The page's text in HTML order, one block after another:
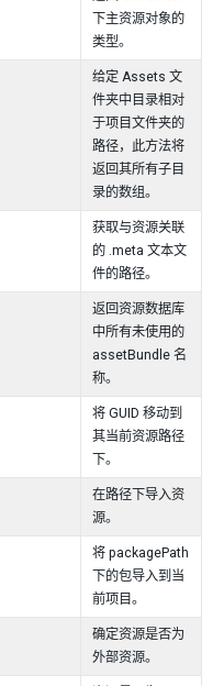
下主资源对象的
类型。
给定 Assets 文
件夹中目录相对
于项目文件夹的
路径，此方法将
返回其所有子目
录的数组。
获取与资源关联
的 .meta 文本文
件的路径。
返回资源数据库
中所有未使用的
assetBundle 名
称。
将 GUID 移动到
其当前资源路径
下。
在路径下导入资
源。
将 packagePath
下的包导入到当
前项目。
确定资源是否为
外部资源。